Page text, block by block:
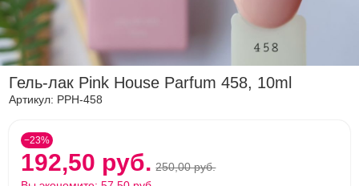
Гель-лак Pink House Parfum 458, 10ml
Артикул: PPH-458
−23%
192,50 руб. 250,00 руб.